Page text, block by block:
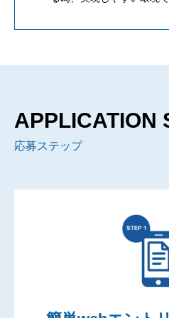
APPLICATION
応募ステップ